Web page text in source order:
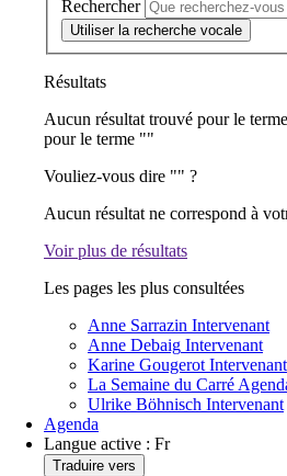
Rechercher
Utiliser la recherche vocale
Résultats
Aucun résultat trouvé pour le
pour le terme ""
Vouliez-vous dire "" ?
Aucun résultat ne correspond à
Voir plus de résultats
Les pages les plus consultées
Anne Sarrazin Intervenant
Anne Debaig Intervenant
Karine Gougerot Intervenant
La Semaine du Carré
Ulrike Böhnisch Intervenant
Agenda
Langue active : Fr
Traduire vers